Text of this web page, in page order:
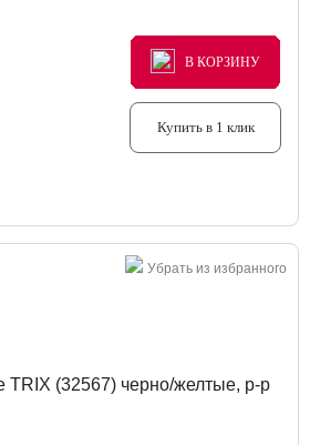
В КОРЗИНУ
В КОРЗИНУ
В КОРЗИНУ
Купить в 1 клик
Убрать из избранного